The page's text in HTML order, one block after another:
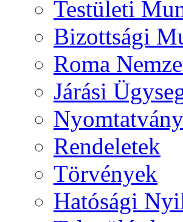
Testületi
Bizottsági
Roma
Járási
Rendeletek
Törvények
Hatósági